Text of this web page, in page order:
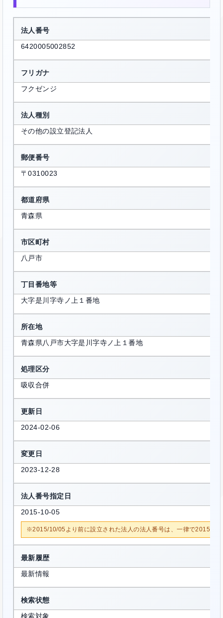
法人番号
6420005002852
フリガナ
フクゼンジ
法人種別
その他の設立登記法人
郵便番号
〒0310023
都道府県
青森県
市区町村
八戸市
丁目番地等
大字是川字寺ノ上１番地
所在地
青森県八戸市大字是川字寺ノ上１番地
処理区分
吸収合併
更新日
2024-02-06
変更日
2023-12-28
法人番号指定日
2015-10-05
※2015/10/05より前に設立された法人の法人番号は、一律で2015/10/
最新履歴
最新情報
検索状態
検索対象